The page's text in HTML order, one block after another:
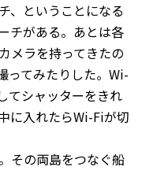
、ということになる
チがある。あとは各
メラを持ってきたの
ってみたりした。Wi-
てシャッターをきれ
に入れたらWi-Fiが切
その両島をつなぐ船